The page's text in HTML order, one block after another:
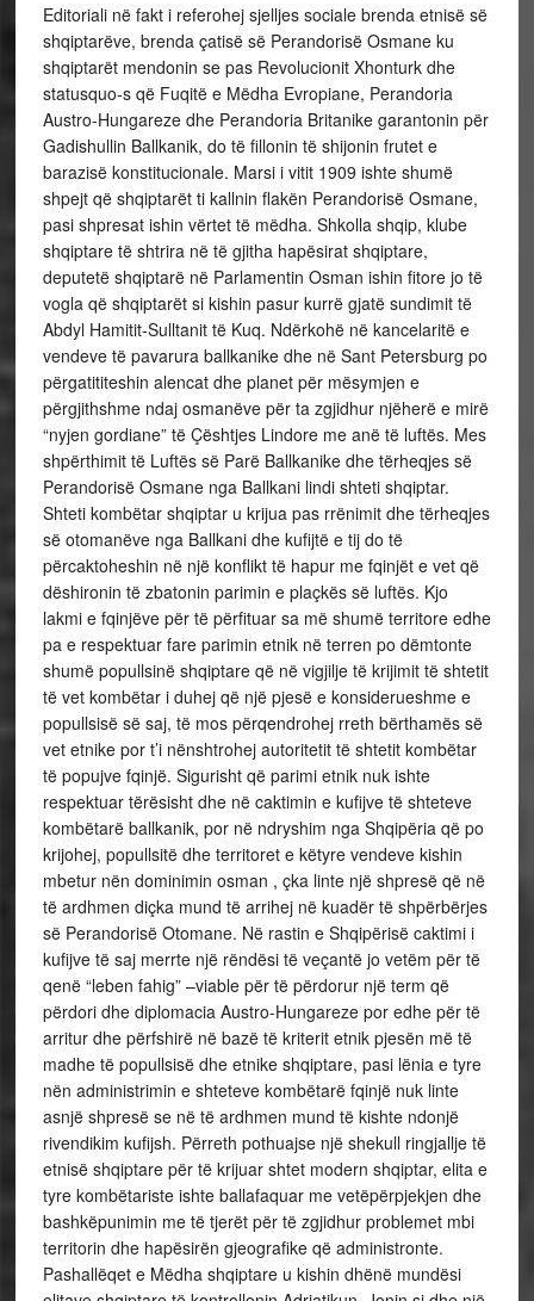
Editoriali në fakt i referohej sjelljes sociale brenda etnisë së
shqiptarëve, brenda çatisë së Perandorisë Osmane ku
shqiptarët mendonin se pas Revolucionit Xhonturk dhe
statusquo-s që Fuqitë e Mëdha Evropiane, Perandoria
Austro-Hungareze dhe Perandoria Britanike garantonin për
Gadishullin Ballkanik, do të fillonin të shijonin frutet e
barazisë konstitucionale. Marsi i vitit 1909 ishte shumë
shpejt që shqiptarët ti kallnin flakën Perandorisë Osmane,
pasi shpresat ishin vërtet të mëdha. Shkolla shqip, klube
shqiptare të shtrira në të gjitha hapësirat shqiptare,
deputetë shqiptarë në Parlamentin Osman ishin fitore jo të
vogla që shqiptarët si kishin pasur kurrë gjatë sundimit të
Abdyl Hamitit-Sulltanit të Kuq. Ndërkohë në kancelaritë e
vendeve të pavarura ballkanike dhe në Sant Petersburg po
përgatititeshin alencat dhe planet për mësymjen e
përgjithshme ndaj osmanëve për ta zgjidhur njëherë e mirë
“nyjen gordiane” të Çështjes Lindore me anë të luftës. Mes
shpërthimit të Luftës së Parë Ballkanike dhe tërheqjes së
Perandorisë Osmane nga Ballkani lindi shteti shqiptar.
Shteti kombëtar shqiptar u krijua pas rrënimit dhe tërheqjes
së otomanëve nga Ballkani dhe kufijtë e tij do të
përcaktoheshin në një konflikt të hapur me fqinjët e vet që
dëshironin të zbatonin parimin e plaçkës së luftës. Kjo
lakmi e fqinjëve për të përfituar sa më shumë territore edhe
pa e respektuar fare parimin etnik në terren po dëmtonte
shumë popullsinë shqiptare që në vigjilje të krijimit të shtetit
të vet kombëtar i duhej që një pjesë e konsiderueshme e
popullsisë së saj, të mos përqendrohej rreth bërthamës së
vet etnike por t’i nënshtrohej autoritetit të shtetit kombëtar
të popujve fqinjë. Sigurisht që parimi etnik nuk ishte
respektuar tërësisht dhe në caktimin e kufijve të shteteve
kombëtarë ballkanik, por në ndryshim nga Shqipëria që po
krijohej, popullsitë dhe territoret e këtyre vendeve kishin
mbetur nën dominimin osman , çka linte një shpresë që në
të ardhmen diçka mund të arrihej në kuadër të shpërbërjes
së Perandorisë Otomane. Në rastin e Shqipërisë caktimi i
kufijve të saj merrte një rëndësi të veçantë jo vetëm për të
qenë “leben fahig” –viable për të përdorur një term që
përdori dhe diplomacia Austro-Hungareze por edhe për të
arritur dhe përfshirë në bazë të kriterit etnik pjesën më të
madhe të popullsisë dhe etnike shqiptare, pasi lënia e tyre
nën administrimin e shteteve kombëtarë fqinjë nuk linte
asnjë shpresë se në të ardhmen mund të kishte ndonjë
rivendikim kufijsh. Përreth pothuajse një shekull ringjallje të
etnisë shqiptare për të krijuar shtet modern shqiptar, elita e
tyre kombëtariste ishte ballafaquar me vetëpërpjekjen dhe
bashkëpunimin me të tjerët për të zgjidhur problemet mbi
territorin dhe hapësirën gjeografike që administronte.
Pashallëqet e Mëdha shqiptare u kishin dhënë mundësi